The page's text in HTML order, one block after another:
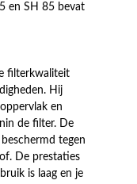
en SH 85 bevat
filterkwaliteit
Hij
en
de filter. De
tegen
De prestaties
is laag en je